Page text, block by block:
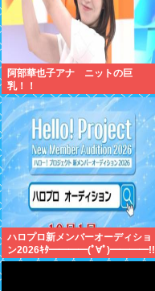
阿部華也子アナ ニットの巨
乳！！
ハロプロ新メンバーオーディショ
ン2026ｷﾀ━━━━(ﾟ∀ﾟ)━━━━!!